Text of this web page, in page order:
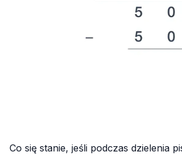
Co się stanie, jeśli podczas dzielenia